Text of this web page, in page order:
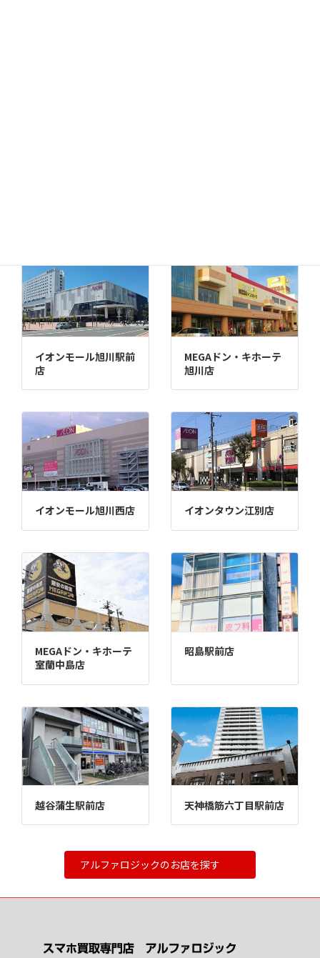
イオンモール旭川駅前
店
MEGAドン・キホーテ
旭川店
イオンモール旭川西店 イオンタウン江別店
MEGAドン・キホーテ
室蘭中島店
昭島駅前店
越谷蒲生駅前店 天神橋筋六丁目駅前店
アルファロジックのお店を探す